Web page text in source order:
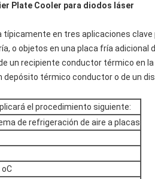
Plate Cooler para diodos láser
típicamente en tres aplicaciones
o objetos en una placa fría adicional
un recipiente conductor térmico en la
depósito térmico conductor o de un
el procedimiento siguiente:
de refrigeración de aire a placas